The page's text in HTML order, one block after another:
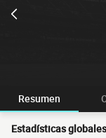
Resumen
Estadísticas globales